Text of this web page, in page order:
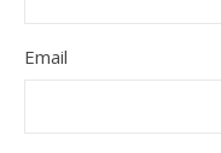
Email